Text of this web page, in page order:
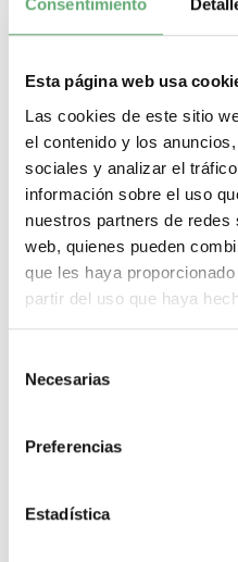
Consentimiento
Esta página web usa
Las cookies de este sitio
el contenido y los
sociales y analizar el
información sobre el uso
nuestros partners de
web, quienes pueden
que les haya
partir del uso que haya
Necesarias
Preferencias
Estadística
COFRET PRAGMA EMPOT.
PRA13831 [PLAZO 3-6
268,47€ 221,39€
PRA13831 | 125 A | Pragma ((*)) |
Cofret | Schneider Electric
Gama Pragma ((*)) Tipo
de 9mm (medio modulo)
Tipo de producto o